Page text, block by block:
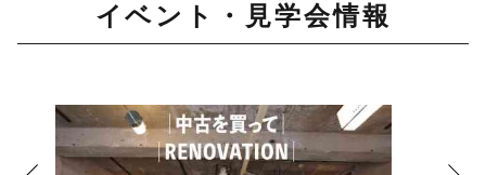
イベント・見学会情報